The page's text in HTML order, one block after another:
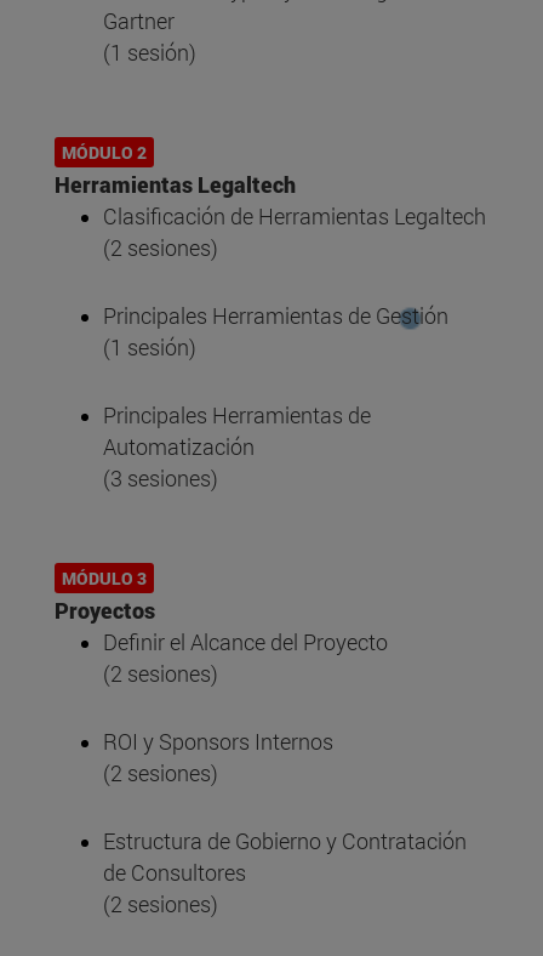
Gartner
(1 sesión)
MÓDULO 2
Herramientas Legaltech
Clasificación de Herramientas Legaltech
(2 sesiones)
Principales Herramientas de Gestión
(1 sesión)
Principales Herramientas de
Automatización
(3 sesiones)
MÓDULO 3
Proyectos
Definir el Alcance del Proyecto
(2 sesiones)
ROI y Sponsors Internos
(2 sesiones)
Estructura de Gobierno y Contratación
de Consultores
(2 sesiones)